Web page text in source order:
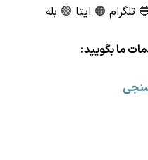
تلگرام 🟠 ایتا 🟢 بله
ما بگویید: